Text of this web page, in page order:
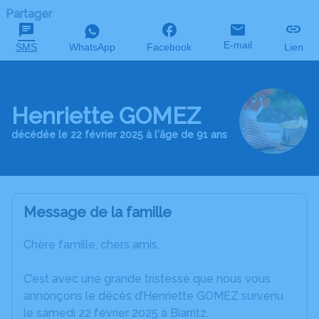
Partager
SMS WhatsApp Facebook E-mail Lien
Henriette GOMEZ
décédée le 22 février 2025 à l'âge de 91 ans
Message de la famille
Chère famille, chers amis,
C’est avec une grande tristesse que nous vous
annonçons le décès d’Henriette GOMEZ survenu
le samedi 22 février 2025 à Biarritz.